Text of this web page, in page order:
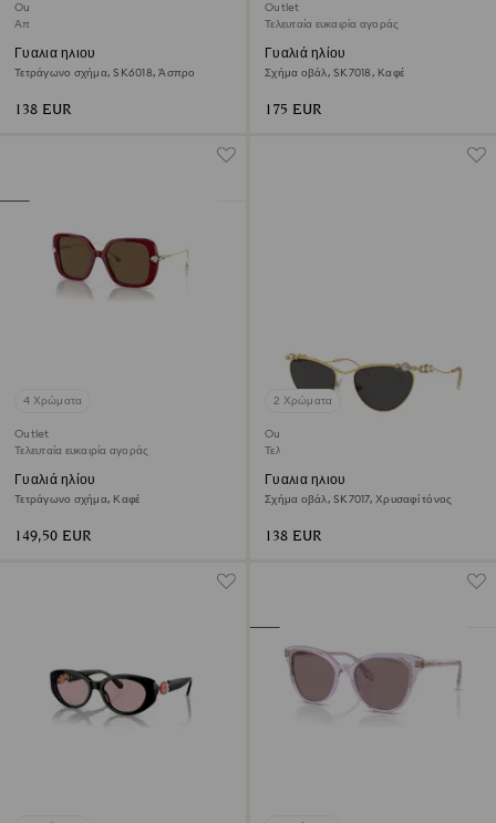
Outlet
Αποκλειστικά προϊόντα online
Γυαλιά ηλίου
Τετράγωνο σχήμα, SK6018, Άσπρο
138 EUR
Outlet
Τελευταία ευκαιρία αγοράς
Γυαλιά ηλίου
Σχήμα οβάλ, SK7018, Καφέ
175 EUR
4 Χρώματα
Outlet
Τελευταία ευκαιρία αγοράς
Γυαλιά ηλίου
Τετράγωνο σχήμα, Καφέ
149,50 EUR
2 Χρώματα
Outlet
Τελευταία ευκαιρία αγοράς
Γυαλιά ηλίου
Σχήμα οβάλ, SK7017, Χρυσαφί τόνος
138 EUR